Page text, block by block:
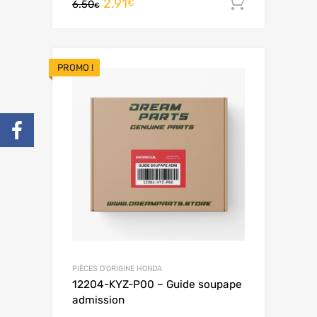
6.50€ 2.91 €
PROMO !
PIÈCES D'ORIGINE HONDA
12204-KYZ-P00 – Guide soupape
admission